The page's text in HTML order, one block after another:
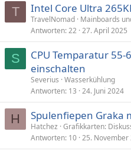
T Intel Core Ultra
TravelNomad Mainboards
Antworten 22 27. April 2025
S
CPU Temparatur
einschalten
Severius Wasserkühlung
Antworten 13 24. Juni 2024
H Spulenfiepen Graka
Hatchez Grafikkarten:
Antworten 10 25. November